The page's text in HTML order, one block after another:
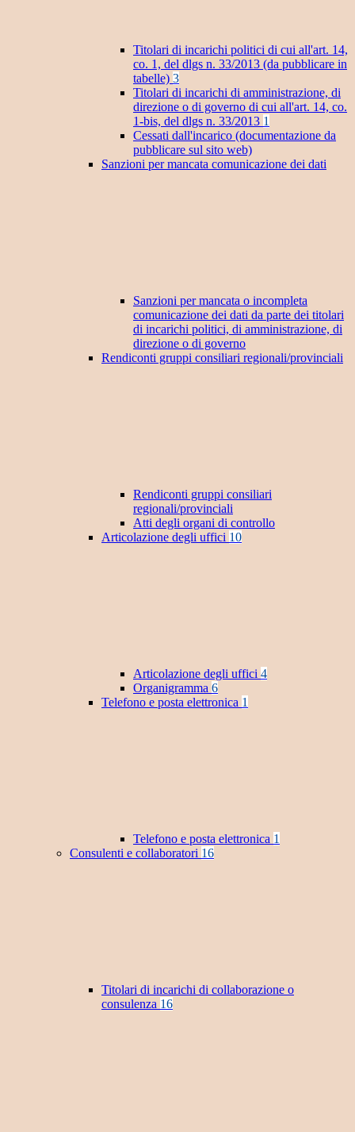
Titolari di incarichi politici di cui all'art. 14,
co. 1, del dlgs n. 33/2013 (da pubblicare in
tabelle) 3
Titolari di incarichi di amministrazione, di
direzione o di governo di cui all'art. 14, co.
1-bis, del dlgs n. 33/2013 1
Cessati dall'incarico (documentazione da
pubblicare sul sito web)
Sanzioni per mancata comunicazione dei dati
Sanzioni per mancata o incompleta
comunicazione dei dati da parte dei titolari
di incarichi politici, di amministrazione, di
direzione o di governo
Rendiconti gruppi consiliari regionali/provinciali
Rendiconti gruppi consiliari
regionali/provinciali
Atti degli organi di controllo
Articolazione degli uffici 10
Articolazione degli uffici 4
Organigramma 6
Telefono e posta elettronica 1
Telefono e posta elettronica 1
Consulenti e collaboratori 16
Titolari di incarichi di collaborazione o
consulenza 16